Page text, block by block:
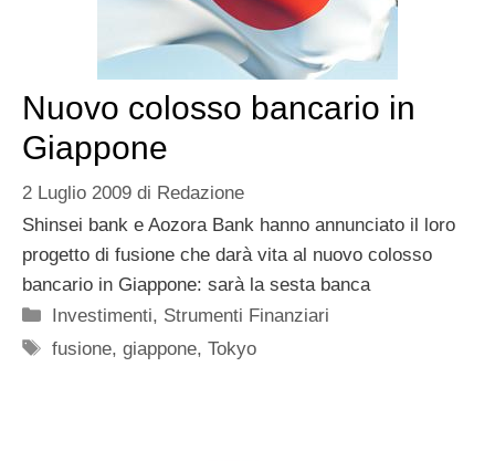
Nuovo colosso bancario in
Giappone
2 Luglio 2009 di Redazione
Shinsei bank e Aozora Bank hanno annunciato il loro
progetto di fusione che darà vita al nuovo colosso
bancario in Giappone: sarà la sesta banca
Categorie
Investimenti, Strumenti Finanziari
Tag
fusione,giappone,Tokyo